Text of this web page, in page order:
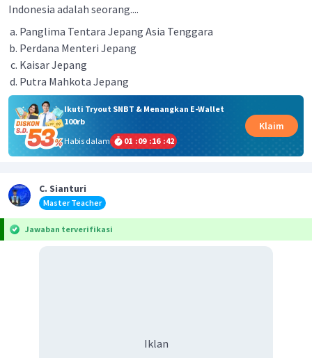
Indonesia adalah seorang....
Panglima Tentara Jepang Asia Tenggara
Perdana Menteri Jepang
Kaisar Jepang
Putra Mahkota Jepang
Ikuti Tryout SNBT & Menangkan E-Wallet
100rb
Habis dalam
01 :09 :16 :42
Klaim
C. Sianturi
Master Teacher
Jawaban terverifikasi
Iklan